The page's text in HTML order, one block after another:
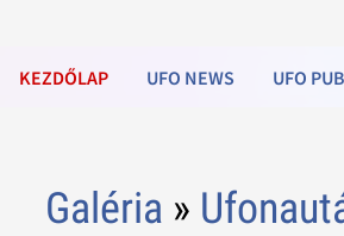
KEZDŐLAP UFO NEWS UFO
Galéria »